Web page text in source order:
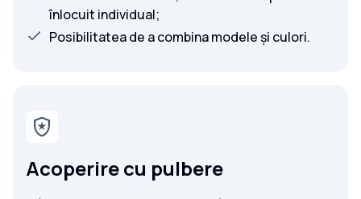
înlocuit individual;
Posibilitatea de a combina modele și culori.
Acoperire cu pulbere